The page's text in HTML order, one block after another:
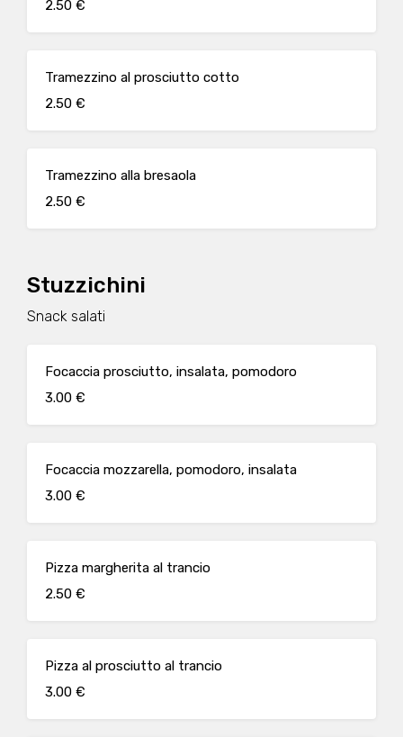
2.50 €
Tramezzino al prosciutto cotto
2.50 €
Tramezzino alla bresaola
2.50 €
Stuzzichini
Snack salati
Focaccia prosciutto, insalata, pomodoro
3.00 €
Focaccia mozzarella, pomodoro, insalata
3.00 €
Pizza margherita al trancio
2.50 €
Pizza al prosciutto al trancio
3.00 €